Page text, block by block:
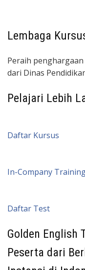
Lembaga
Peraih
dari Dinas
Pelajari Lebih
Daftar Kursus
In-Company
Daftar Test
Golden English
Peserta dari